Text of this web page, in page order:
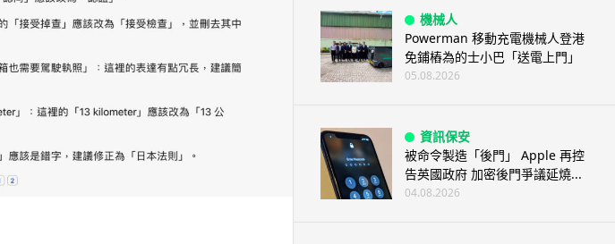
機械人
Powerman 移動充電機械人登港
免鋪樁為的士小巴「送電上門」
05.08.2026
資訊保安
被命令製造「後門」 Apple 再控
告英國政府 加密後門爭議延燒...
04.08.2026